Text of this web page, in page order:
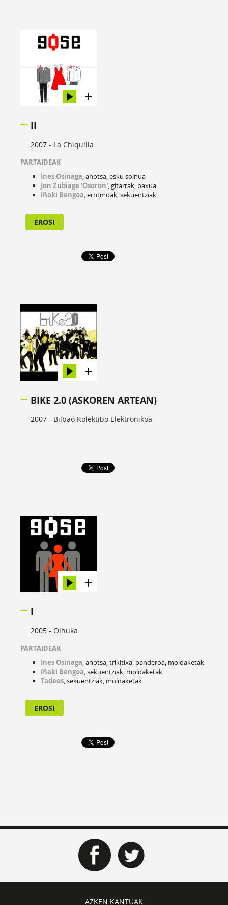
II
2007 - La Chiquilla
PARTAIDEAK
Ines Osinaga, ahotsa, esku soinua
Jon Zubiaga 'Osoron', gitarrak, baxua
Iñaki Bengoa, erritmoak, sekuentziak
EROSI
BIKE 2.0 (ASKOREN ARTEAN)
2007 - Bilbao Kolektibo Elektronikoa
I
2005 - Oihuka
PARTAIDEAK
Ines Osinaga, ahotsa, trikitixa, panderoa, moldaketak
Iñaki Bengoa, sekuentziak, moldaketak
Tadeos, sekuentziak, moldaketak
EROSI
AZKEN KANTUAK